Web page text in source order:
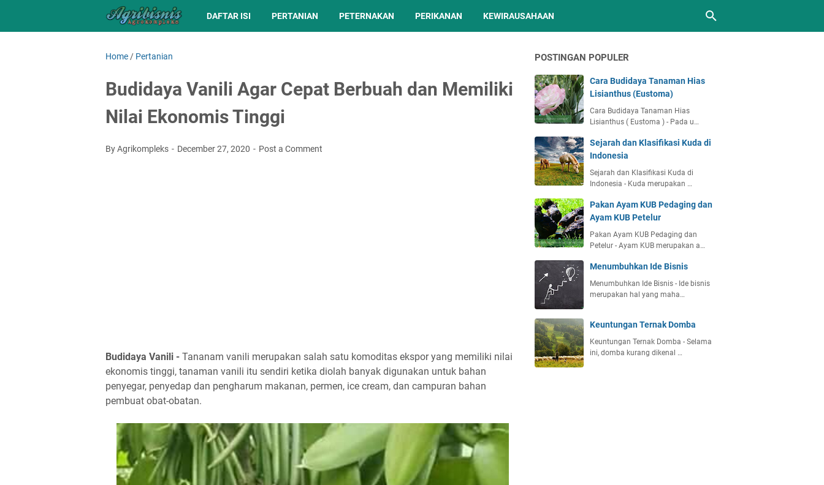
DAFTAR ISI PERTANIAN PETERNAKAN PERIKANAN KEWIRAUSAHAAN
Home / Pertanian
Budidaya Vanili Agar Cepat Berbuah dan Memiliki
Nilai Ekonomis Tinggi
By Agrikompleks December 27, 2020 Post a Comment
Budidaya Vanili - Tananam vanili merupakan salah satu komoditas ekspor yang memiliki nilai
ekonomis tinggi, tanaman vanili itu sendiri ketika diolah banyak digunakan untuk bahan
penyegar, penyedap dan pengharum makanan, permen, ice cream, dan campuran bahan
pembuat obat-obatan.
POSTINGAN POPULER
Cara Budidaya Tanaman Hias
Lisianthus (Eustoma)
Cara Budidaya Tanaman Hias
Lisianthus ( Eustoma ) - Pada u…
Sejarah dan Klasifikasi Kuda di
Indonesia
Sejarah dan Klasifikasi Kuda di
Indonesia - Kuda merupakan …
Pakan Ayam KUB Pedaging dan
Ayam KUB Petelur
Pakan Ayam KUB Pedaging dan
Petelur - Ayam KUB merupakan a…
Menumbuhkan Ide Bisnis
Menumbuhkan Ide Bisnis - Ide bisnis
merupakan hal yang maha…
Keuntungan Ternak Domba
Keuntungan Ternak Domba - Selama
ini, domba kurang dikenal …